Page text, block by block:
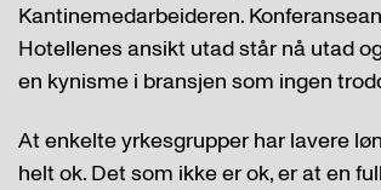
Kantinemedarbeideren.
Hotellenes ansikt utad står nå utad
en kynisme i bransjen som ingen
At enkelte yrkesgrupper har lavere
helt ok. Det som ikke er ok, er at en